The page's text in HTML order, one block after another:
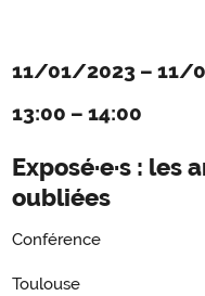
11/01/2023 – 11/
13:00 – 14:00
Exposé·e·s :
oubliées
Conférence
Toulouse